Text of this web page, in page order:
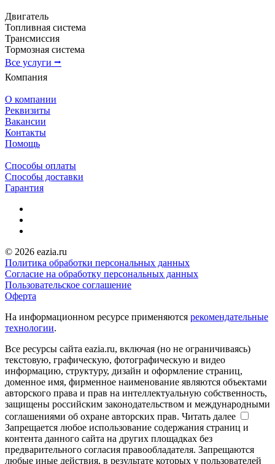
Двигатель
Топливная система
Трансмиссия
Тормозная система
Все услуги ⭢
Компания
О компании
Реквизиты
Вакансии
Контакты
Помощь
Способы оплаты
Способы доставки
Гарантия
© 2026 eazia.ru
Политика обработки персональных данных
Согласие на обработку персональных данных
Пользовательское соглашение
Оферта
На информационном ресурсе применяются рекомендательные
технологии.
Все ресурсы сайта eazia.ru, включая (но не ограничиваясь)
текстовую, графическую, фотографическую и видео
информацию, структуру, дизайн и оформление страниц,
доменное имя, фирменное наименование являются объектами
авторского права и прав на интеллектуальную собственность,
защищены российским законодательством и международными
соглашениями об охране авторских прав. Читать далее
Запрещается любое использование содержания страниц и
контента данного сайта на других площадках без
предварительного согласия правообладателя. Запрещаются
любые иные действия, в результате которых у пользователей